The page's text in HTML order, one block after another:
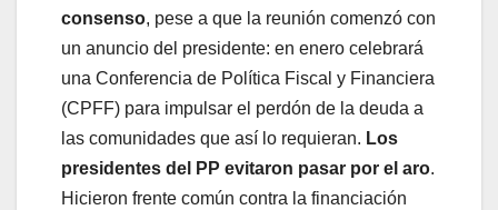
consenso, pese a que la reunión comenzó con
un anuncio del presidente: en enero celebrará
una Conferencia de Política Fiscal y Financiera
(CPFF) para impulsar el perdón de la deuda a
las comunidades que así lo requieran. Los
presidentes del PP evitaron pasar por el aro.
Hicieron frente común contra la financiación